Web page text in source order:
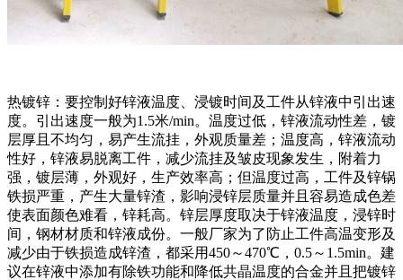
热镀锌：要控制好锌液温度、浸镀时间及工件从锌液中引出速
度。引出速度一般为1.5米/min。温度过低，锌液流动性差，镀
层厚且不均匀，易产生流挂，外观质量差；温度高，锌液流动
性好，锌液易脱离工件，减少流挂及皱皮现象发生，附着力
强，镀层薄，外观好，生产效率高；但温度过高，工件及锌锅
铁损严重，产生大量锌渣，影响浸锌层质量并且容易造成色差
使表面颜色难看，锌耗高。锌层厚度取决于锌液温度，浸锌时
间，钢材材质和锌液成份。一般厂家为了防止工件高温变形及
减少由于铁损造成锌渣，都采用450～470℃，0.5～1.5min。建
议在锌液中添加有除铁功能和降低共晶温度的合金并且把镀锌